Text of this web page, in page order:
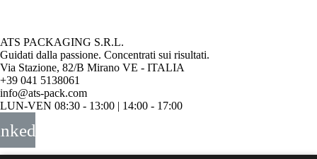
ATS PACKAGING S.R.L.
Guidati dalla passione. Concentrati sui risultati.
Via Stazione, 82/B Mirano VE - ITALIA
+39 041 5138061
info@ats-pack.com
LUN-VEN 08:30 - 13:00 | 14:00 - 17:00
©Sustainable Innovation